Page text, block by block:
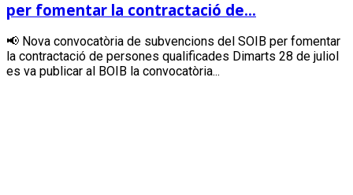
per fomentar la contractació de...
📢 Nova convocatòria de subvencions del SOIB per fomentar
la contractació de persones qualificades Dimarts 28 de juliol
es va publicar al BOIB la convocatòria...